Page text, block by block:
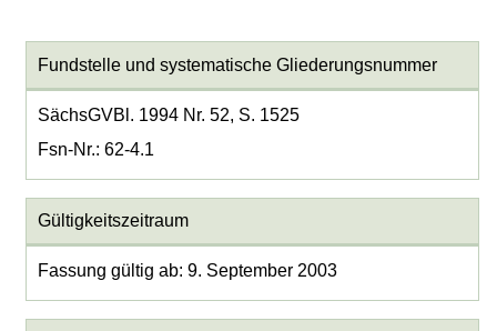
Fundstelle und systematische Gliederungsnummer
SächsGVBl. 1994 Nr. 52, S. 1525
Fsn-Nr.: 62-4.1
Gültigkeitszeitraum
Fassung gültig ab: 9. September 2003